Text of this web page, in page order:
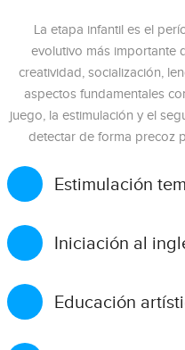
La etapa infantil es el
evolutivo más importante
creatividad, socialización,
aspectos fundamentales
juego, la estimulación y el
detectar de forma precoz
Estimulación
Iniciación al
Educación